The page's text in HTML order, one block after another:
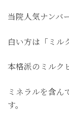
当院人気ナンバ
白い方は「ミル
本格派のミルク
ミネラルを含ん
す。